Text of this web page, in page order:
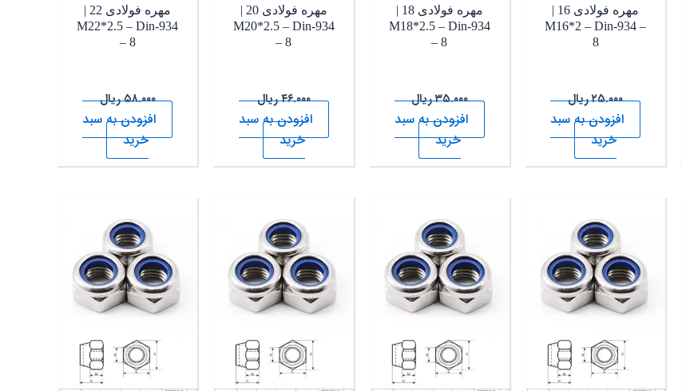
مهره فولادی 16 |
M16*2 – Din-934 –
8
۲۵.۰۰۰ریال
افزودن به سبد
خرید
مهره فولادی 18 |
M18*2.5 – Din-934
– 8
۳۵.۰۰۰ریال
افزودن به سبد
خرید
مهره فولادی 20 |
M20*2.5 – Din-934
– 8
۴۶.۰۰۰ریال
افزودن به سبد
خرید
مهره فولادی 22 |
M22*2.5 – Din-934
– 8
۵۸.۰۰۰ریال
افزودن به سبد
خرید